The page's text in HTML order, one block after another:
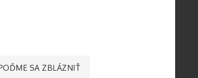
SA ZBLÁZNIŤ